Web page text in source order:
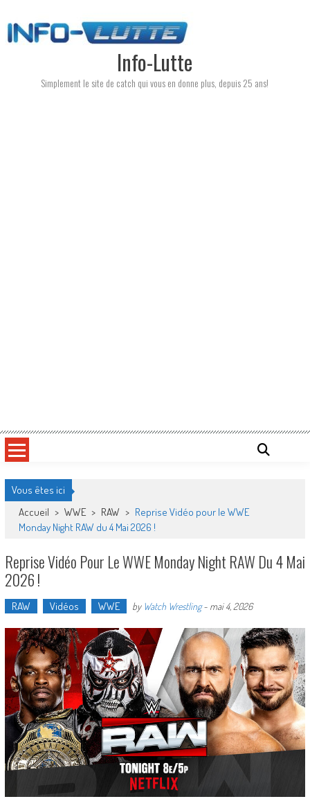
to
content
Info-Lutte
Simplement le site de catch qui vous en donne plus, depuis 25 ans!
Vous êtes ici
Accueil > WWE > RAW > Reprise Vidéo pour le WWE
Monday Night RAW du 4 Mai 2026 !
Reprise Vidéo Pour Le WWE Monday Night RAW Du 4 Mai
2026 !
RAW Vidéos WWE by Watch Wrestling- mai 4, 2026